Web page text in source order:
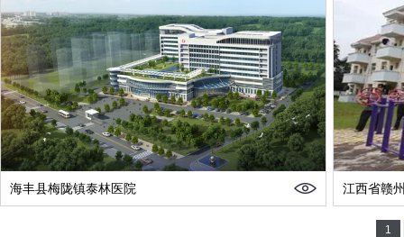
海丰县梅陇镇泰林医院 江西省赣
1